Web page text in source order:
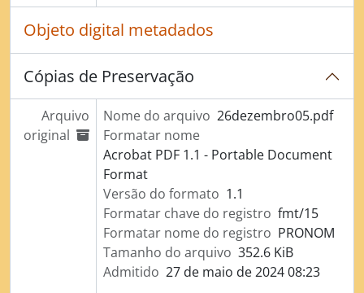
Objeto digital metadados
Cópias de Preservação
Arquivo
original
Nome do arquivo 26dezembro05.pdf
Formatar nome
Acrobat PDF 1.1 - Portable Document
Format
Versão do formato 1.1
Formatar chave do registro fmt/15
Formatar nome do registro PRONOM
Tamanho do arquivo 352.6 KiB
Admitido 27 de maio de 2024 08:23